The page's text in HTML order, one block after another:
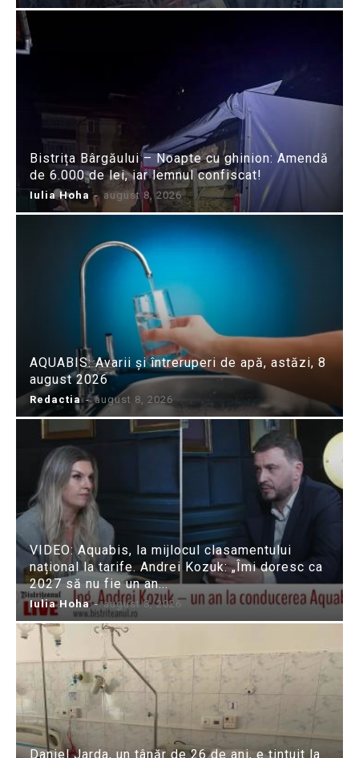
Bistrița Bârgăului – Noapte cu ghinion: Amendă
de 6.000 de lei, iar lemnul confiscat!
Iulia Hoha - august 8, 2026
AQUABIS: Avarii și întreruperi de apă, astăzi, 8
august 2026
Redactia - august 8, 2026
VIDEO: Aquabis, la mijlocul clasamentului
național la tarife. Andrei Kozuk: „Îmi doresc ca
2027 să nu fie un an...
Iulia Hoha - august 8, 2026
Daniel Jarda, un tânăr de 26 de ani, e țintuit la